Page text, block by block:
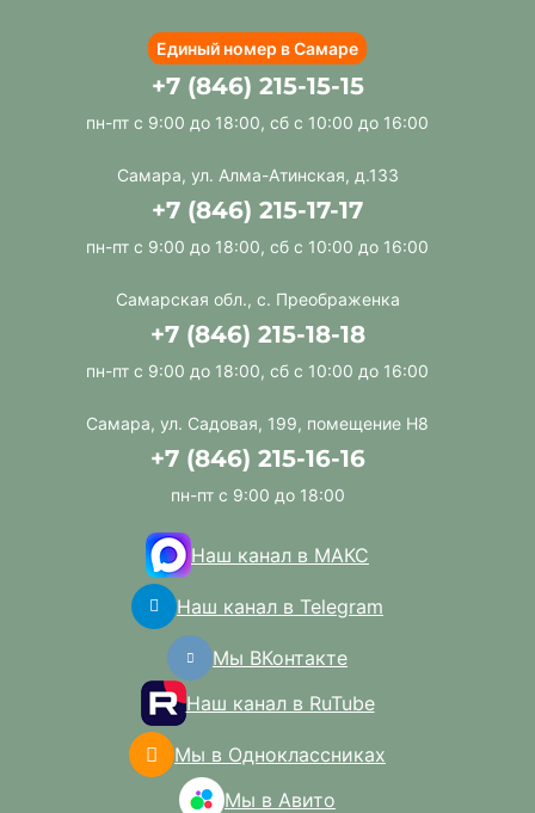
Единый номер в Самаре
+7 (846) 215-15-15
пн-пт с 9:00 до 18:00, сб с 10:00 до 16:00
Самара, ул. Алма-Атинская, д.133
+7 (846) 215-17-17
пн-пт с 9:00 до 18:00, сб с 10:00 до 16:00
Самарская обл., с. Преображенка
+7 (846) 215-18-18
пн-пт с 9:00 до 18:00, сб с 10:00 до 16:00
Самара, ул. Садовая, 199, помещение Н8
+7 (846) 215-16-16
пн-пт с 9:00 до 18:00
Наш канал в МАКС
Наш канал в Telegram
Мы ВКонтакте
Наш канал в RuTube
Мы в Одноклассниках
Мы в Авито